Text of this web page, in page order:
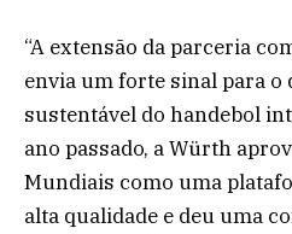
“A extensão da parceria
envia um forte sinal para o
sustentável do handebol
ano passado, a Würth
Mundiais como uma
alta qualidade e deu uma